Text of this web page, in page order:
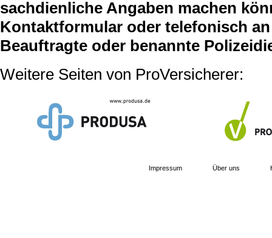
sachdienliche Angaben machen
Kontaktformular oder telefonisch
Beauftragte oder benannte
Weitere Seiten von ProVersicherer:
Impressum Über uns